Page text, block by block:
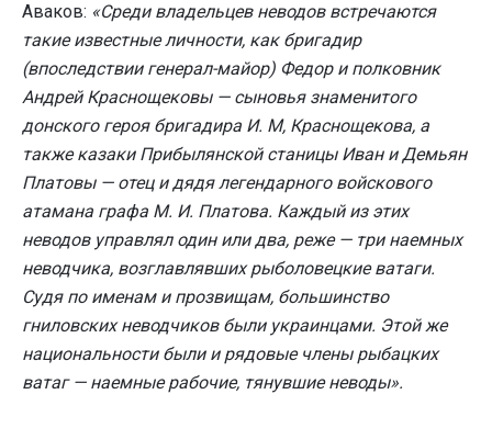
Аваков: «Среди владельцев неводов встречаются
такие известные личности, как бригадир
(впоследствии генерал-майор) Федор и полковник
Андрей Краснощековы — сыновья знаменитого
донского героя бригадира И. М, Краснощекова, а
также казаки Прибылянской станицы Иван и Демьян
Платовы — отец и дядя легендарного войскового
атамана графа М. И. Платова. Каждый из этих
неводов управлял один или два, реже — три наемных
неводчика, возглавлявших рыболовецкие ватаги.
Судя по именам и прозвищам, большинство
гниловских неводчиков были украинцами. Этой же
национальности были и рядовые члены рыбацких
ватаг — наемные рабочие, тянувшие неводы».